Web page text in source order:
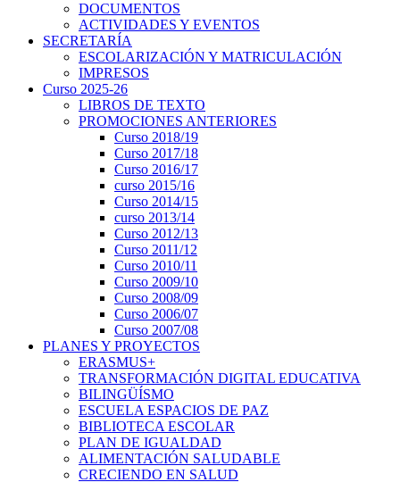
DOCUMENTOS
ACTIVIDADES Y EVENTOS
SECRETARÍA
ESCOLARIZACIÓN Y MATRICULACIÓN
IMPRESOS
Curso 2025-26
LIBROS DE TEXTO
PROMOCIONES ANTERIORES
Curso 2018/19
Curso 2017/18
Curso 2016/17
curso 2015/16
Curso 2014/15
curso 2013/14
Curso 2012/13
Curso 2011/12
Curso 2010/11
Curso 2009/10
Curso 2008/09
Curso 2006/07
Curso 2007/08
PLANES Y PROYECTOS
ERASMUS+
TRANSFORMACIÓN DIGITAL EDUCATIVA
BILINGÜÍSMO
ESCUELA ESPACIOS DE PAZ
BIBLIOTECA ESCOLAR
PLAN DE IGUALDAD
ALIMENTACIÓN SALUDABLE
CRECIENDO EN SALUD